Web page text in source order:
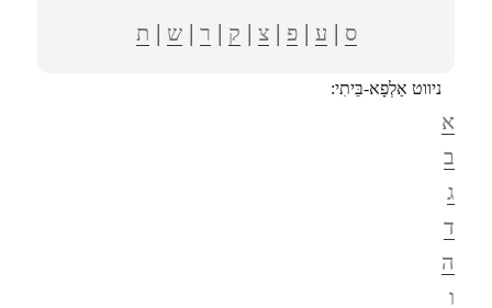
ס | ע |פ |צ | ק | ר |ש | ת
ניווט אַלְפָא-בֵּיתִי:
א
ב
ג
ד
ה
ו